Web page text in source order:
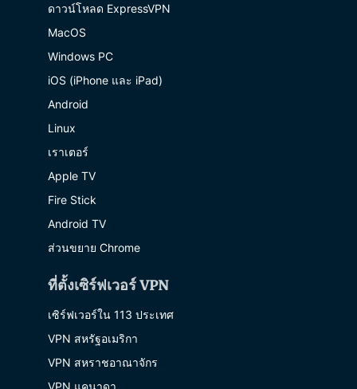
ดาวน์โหลด ExpressVPN
MacOS
Windows PC
iOS (iPhone และ iPad)
Android
Linux
เราเตอร์
Apple TV
Fire Stick
Android TV
ส่วนขยาย Chrome
ที่ตั้งเซิร์ฟเวอร์ VPN
เซิร์ฟเวอร์ใน 113 ประเทศ
VPN สหรัฐอเมริกา
VPN สหราชอาณาจักร
VPN แคนาดา